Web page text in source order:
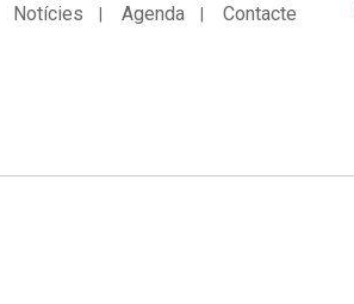
Notícies Agenda Contacte